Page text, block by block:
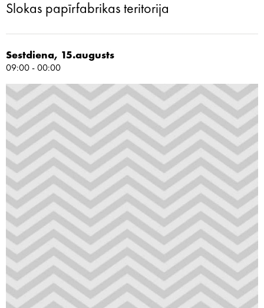
Slokas papīrfabrikas teritorija
Sestdiena, 15.augusts
09:00 - 00:00